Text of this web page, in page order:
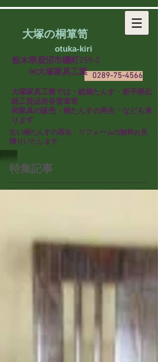
大塚の桐箪笥
otuka-kiri
0289-75-4566
栃木県鹿沼市磯町259-2
㈲大塚家具工業
​大塚家具工業では・総桐たんす・岩手県伝
統工芸品岩谷堂箪笥
和家具の販売・桐たんすの再生・なども承
ります
​古い桐たんすの再生・リフォームの無料お見
積りいたします
特集記事